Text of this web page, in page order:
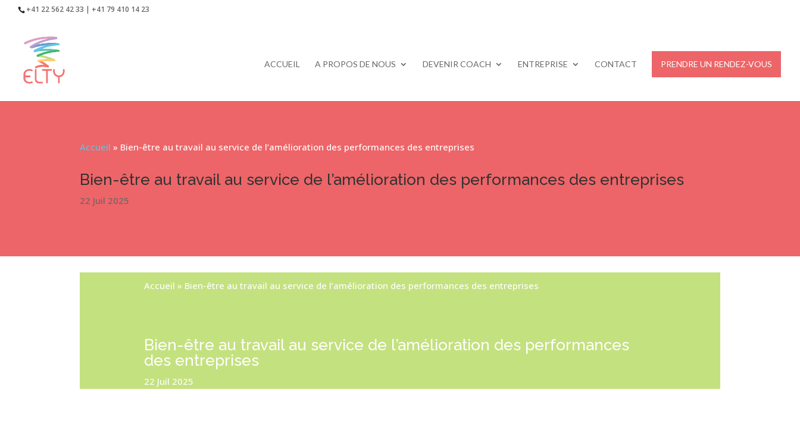
+41 22 562 42 33 | +41 79 410 14 23
ACCUEIL A PROPOS DE NOUS DEVENIR COACH ENTREPRISE CONTACT PRENDRE UN RENDEZ-VOUS
Accueil » Bien-être au travail au service de l’amélioration des performances des entreprises
Bien-être au travail au service de l’amélioration des performances des entreprises
22 Juil 2025
Accueil » Bien-être au travail au service de l’amélioration des performances des entreprises
Bien-être au travail au service de l’amélioration des performances
des entreprises
22 Juil 2025